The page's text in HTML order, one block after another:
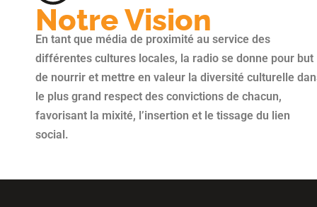
Notre Vision
En tant que média de proximité au service des
différentes cultures locales, la radio se donne pour but
de nourrir et mettre en valeur la diversité culturelle
le plus grand respect des convictions de chacun,
favorisant la mixité, l’insertion et le tissage du lien
social.